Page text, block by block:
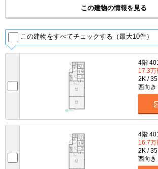
この建物の情報を見る
この建物をすべてチェックする（最大10件）
4階
17.3万
2K /
西向き
4階
16.7万
2K /
西向き